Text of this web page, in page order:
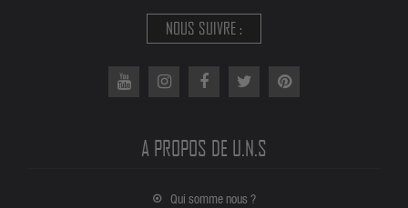
NOUS SUIVRE :
A PROPOS DE U.N.S
Qui somme nous ?